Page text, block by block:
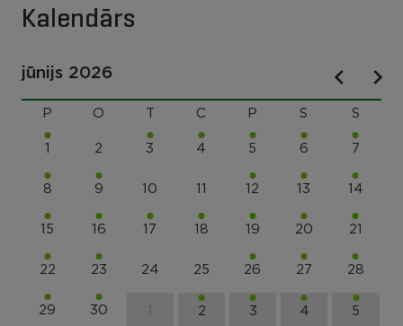
Kalendārs
jūnijs 2026
P O C P S S
1 2 3 4 5 6 7
8 9 10 11 12 13 14
15 16 17 18 19 20 21
22 23 24 25 26 27 28
29 30 2 3 4 5